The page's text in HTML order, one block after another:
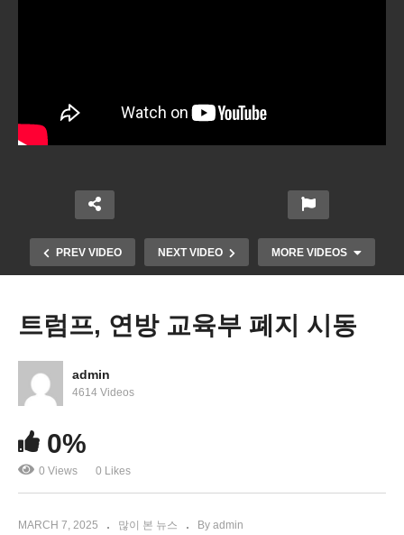
PREV VIDEO NEXT VIDEO MORE VIDEOS
미국 2월 실업률 4.1%로 상승, 일자리 15만 1천 개
트럼프, 연방 교육부 폐지 시동
admin
4614 Videos
0%
0 Views 0 Likes
MARCH 7, 2025 많이 본 뉴스 By admin